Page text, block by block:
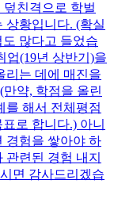
친격으로 학벌
상황입니다. (확실
많다고 들었습
업(19년 상반기)을
리는 데에 매진을
약, 학점을 올린
를 해서 전체평점
로 합니다.) 아니
경험을 쌓아야 하
련된 경험 내지
면 감사드리겠습